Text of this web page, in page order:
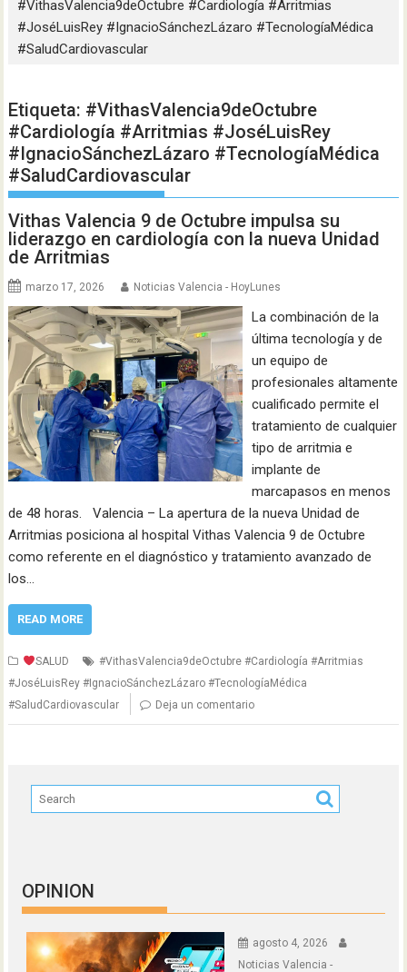
#VithasValencia9deOctubre #Cardiología #Arritmias
#JoséLuisRey #IgnacioSánchezLázaro #TecnologíaMédica
#SaludCardiovascular
Etiqueta: #VithasValencia9deOctubre
#Cardiología #Arritmias #JoséLuisRey
#IgnacioSánchezLázaro #TecnologíaMédica
#SaludCardiovascular
Vithas Valencia 9 de Octubre impulsa su
liderazgo en cardiología con la nueva Unidad
de Arritmias
marzo 17, 2026 Noticias Valencia - HoyLunes
La combinación de la
última tecnología y de
un equipo de
profesionales altamente
cualificado permite el
tratamiento de cualquier
tipo de arritmia e
implante de
marcapasos en menos
de 48 horas. Valencia – La apertura de la nueva Unidad de
Arritmias posiciona al hospital Vithas Valencia 9 de Octubre
como referente en el diagnóstico y tratamiento avanzado de
los…
READ MORE
SALUD
#VithasValencia9deOctubre #Cardiología #Arritmias
#JoséLuisRey #IgnacioSánchezLázaro #TecnologíaMédica
#SaludCardiovascular
Deja un comentario
OPINION
agosto 4, 2026
Noticias Valencia -